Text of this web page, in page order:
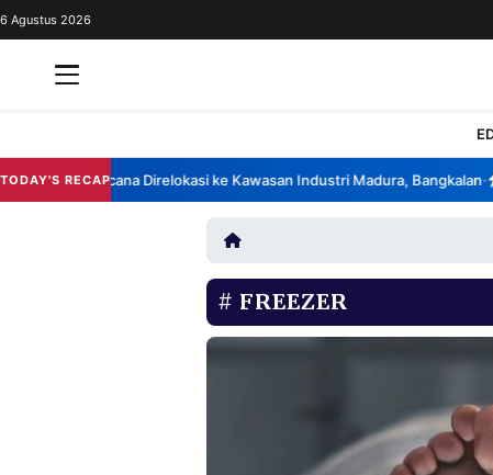
REDAKSI
PERSONA
NASIONAL
6 Agustus 2026
TODAY'S RECAP
Berencana Direlokasi ke Kawasan Industri Madura, Bangkalan•
FREEZER